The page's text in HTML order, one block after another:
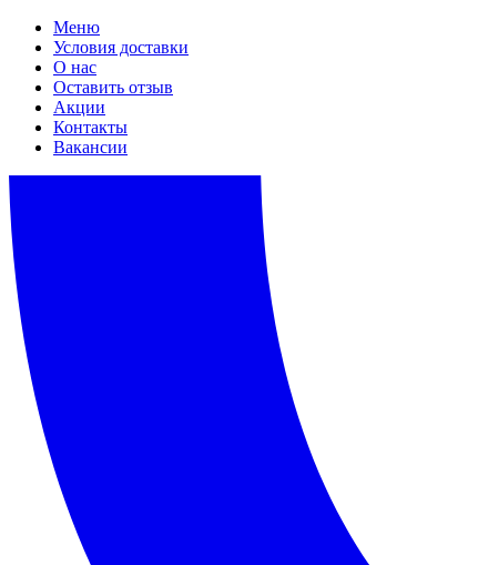
Меню
Условия доставки
О нас
Оставить отзыв
Акции
Контакты
Вакансии